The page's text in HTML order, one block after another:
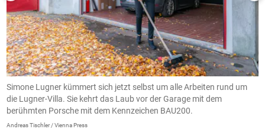
Simone Lugner kümmert sich jetzt selbst um alle Arbeiten rund um
die Lugner-Villa. Sie kehrt das Laub vor der Garage mit dem
berühmten Porsche mit dem Kennzeichen BAU200.
Andreas Tischler / Vienna Press